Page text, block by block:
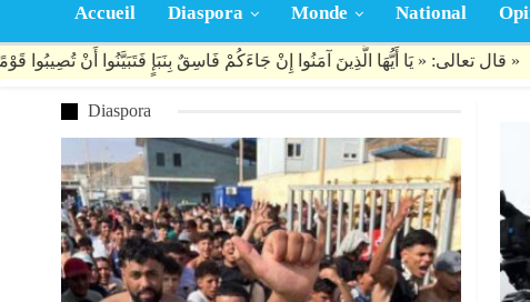
Accueil Diaspora Monde National
Diaspora